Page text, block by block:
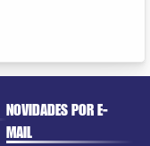
NOVIDADES POR E-
MAIL